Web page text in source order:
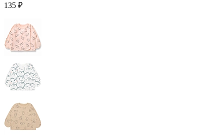
135 ₽